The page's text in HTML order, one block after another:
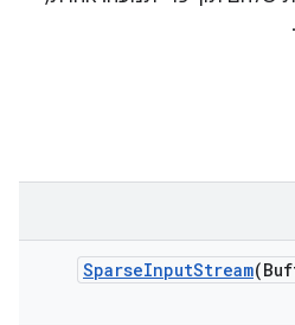
SparseInputStream